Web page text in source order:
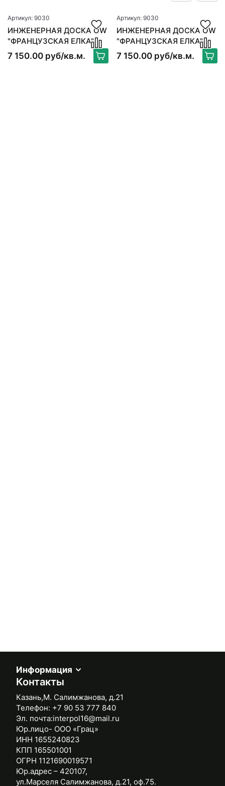
Артикул: 9030
ИНЖЕНЕРНАЯ ДОСКА OW
"ФРАНЦУЗСКАЯ ЕЛКА"
ДУБ ШАМОНИ
7 150.00 руб/кв.м.
Артикул: 9030
ИНЖЕНЕРНАЯ ДОСКА OW
"ФРАНЦУЗСКАЯ ЕЛКА"
ДУБ ШАМОНИ
7 150.00 руб/кв.м.
Информация
Контакты
Казань,М. Салимжанова, д.21
Телефон: +7 90 53 777 840
Эл. почта:interpol16@mail.ru
Юр.лицо- ООО «Грац»
ИНН 1655240823
КПП 165501001
ОГРН 1121690019571
Юр.адрес – 420107,
ул.Марселя Салимжанова, д.21, оф.75.